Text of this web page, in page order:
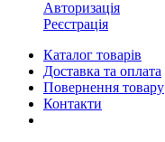
Авторизація
Реєстрація
Каталог товарів
Доставка та оплата
Повернення товару
Контакти